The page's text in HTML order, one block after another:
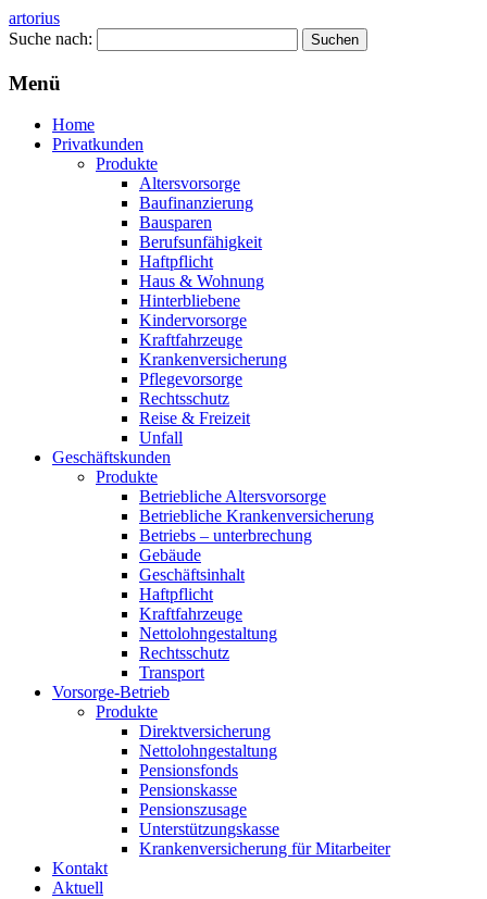
artorius
Suche nach:
Menü
Home
Privatkunden
Produkte
Altersvorsorge
Baufinanzierung
Bausparen
Berufsunfähigkeit
Haftpflicht
Haus & Wohnung
Hinterbliebene
Kindervorsorge
Kraftfahrzeuge
Krankenversicherung
Pflegevorsorge
Rechtsschutz
Reise & Freizeit
Unfall
Geschäftskunden
Produkte
Betriebliche Altersvorsorge
Betriebliche Krankenversicherung
Betriebs – unterbrechung
Gebäude
Geschäftsinhalt
Haftpflicht
Kraftfahrzeuge
Nettolohngestaltung
Rechtsschutz
Transport
Vorsorge-Betrieb
Produkte
Direktversicherung
Nettolohngestaltung
Pensionsfonds
Pensionskasse
Pensionszusage
Unterstützungskasse
Krankenversicherung für Mitarbeiter
Kontakt
Aktuell